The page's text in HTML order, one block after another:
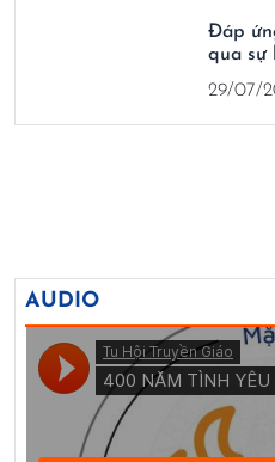
Đáp
qua sự
29/07/
AUDIO